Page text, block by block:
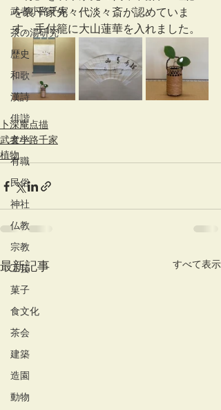
武者小路千家
茶の湯研究
歴史
和歌
漢詩
俳諧
文学
有職
民俗
神社
仏教
宗教
工芸
菓子
食文化
茶会
建築
造園
動物
を裏千家先々代淡々斎が認めていま
す。手付籠に大山蓮華を入れました。
卜深庵点描
武者小路千家
植物
最新記事 すべて表示